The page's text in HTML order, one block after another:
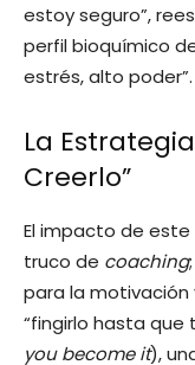
estoy seguro”,
perfil bioquímico
estrés, alto poder”.
La
Creerlo”
El impacto de este
truco de coaching
para la motivación
“fingirlo hasta que
you become it),